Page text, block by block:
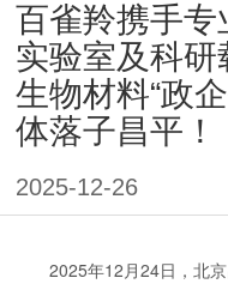
百雀羚携手
实验室及科
生物材料“政
体落子昌平！
2025-12-26
2025年12月24日，北